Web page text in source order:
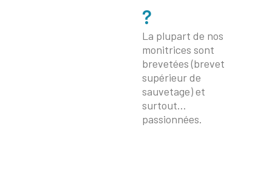
?
La plupart de nos
monitrices sont
brevetées (brevet
supérieur de
sauvetage) et
surtout…
passionnées.